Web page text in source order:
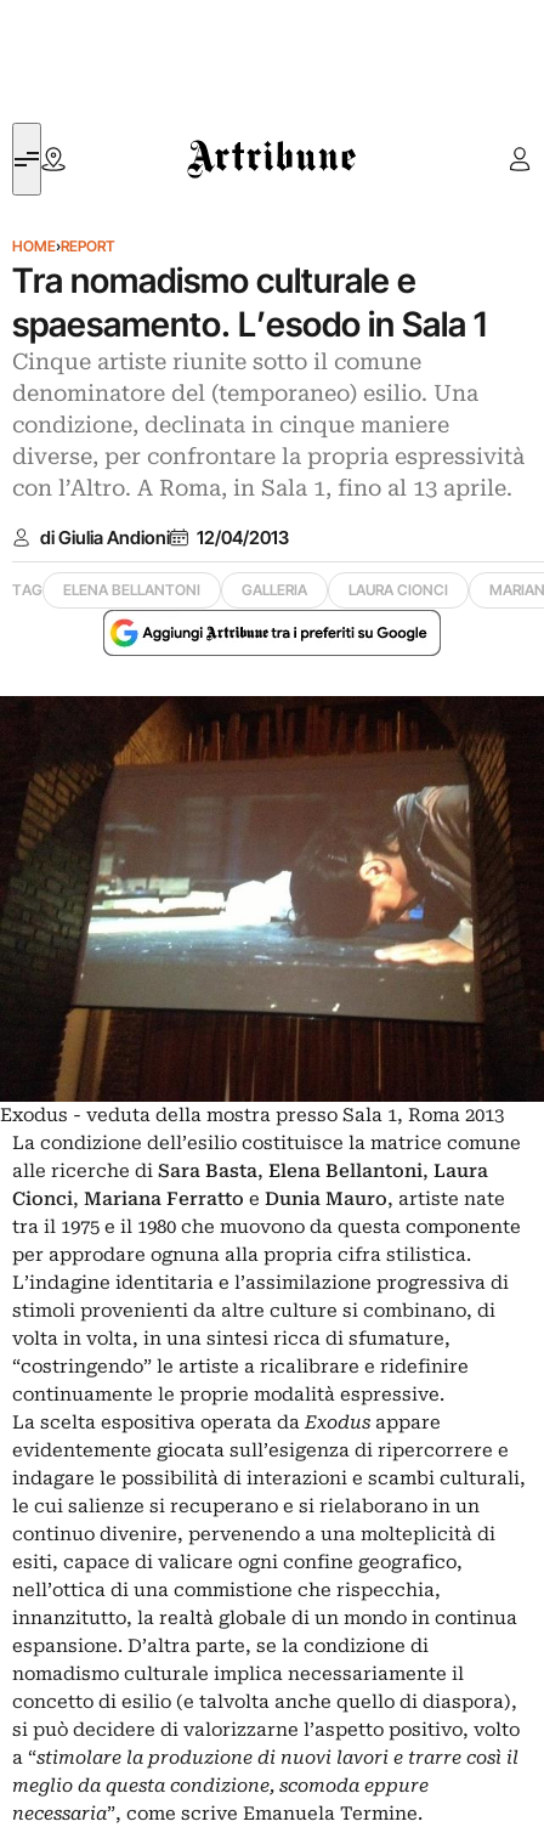
Artribune
HOME›REPORT
Tra nomadismo culturale e
spaesamento. L’esodo in Sala 1
Cinque artiste riunite sotto il comune
denominatore del (temporaneo) esilio. Una
condizione, declinata in cinque maniere
diverse, per confrontare la propria espressività
con l’Altro. A Roma, in Sala 1, fino al 13 aprile.
di Giulia Andioni 12/04/2013
TAG ELENA BELLANTONI GALLERIA LAURA CIONCI
Exodus - veduta della mostra presso Sala 1, Roma 2013
La condizione dell’esilio costituisce la matrice comune
alle ricerche di Sara Basta, Elena Bellantoni, Laura
Cionci, Mariana Ferratto e Dunia Mauro, artiste nate
tra il 1975 e il 1980 che muovono da questa componente
per approdare ognuna alla propria cifra stilistica.
L’indagine identitaria e l’assimilazione progressiva di
stimoli provenienti da altre culture si combinano, di
volta in volta, in una sintesi ricca di sfumature,
“costringendo” le artiste a ricalibrare e ridefinire
continuamente le proprie modalità espressive.
La scelta espositiva operata daExodus appare
evidentemente giocata sull’esigenza di ripercorrere e
indagare le possibilità di interazioni e scambi culturali,
le cui salienze si recuperano e si rielaborano in un
continuo divenire, pervenendo a una molteplicità di
esiti, capace di valicare ogni confine geografico,
nell’ottica di una commistione che rispecchia,
innanzitutto, la realtà globale di un mondo in continua
espansione. D’altra parte, se la condizione di
nomadismo culturale implica necessariamente il
concetto di esilio (e talvolta anche quello di diaspora),
si può decidere di valorizzarne l’aspetto positivo, volto
a “stimolare la produzione di nuovi lavori e trarre così il
meglio da questa condizione, scomoda eppure
necessaria”, come scrive Emanuela Termine.